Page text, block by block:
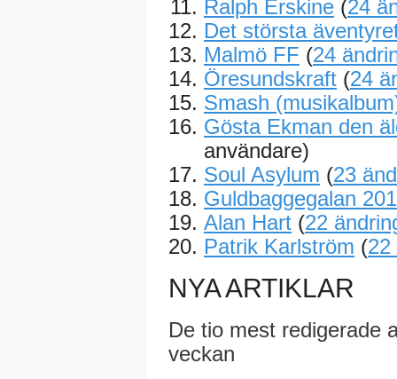
Ralph Erskine (24
Det största
Malmö FF (24
Öresundskraft (24
Smash
Gösta Ekman den
användare)
Soul Asylum (23
Guldbaggegalan
Alan Hart (22
Patrik Karlström (22
NYA ARTIKLAR
De tio mest redigerade
veckan